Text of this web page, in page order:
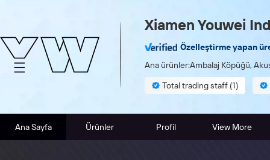
Xiamen Youwei
Özelleştirme yapan
Ana ürünler:Ambalaj Köpüğü,
Total trading staff (1)
Ana Sayfa Ürünler Profil View More